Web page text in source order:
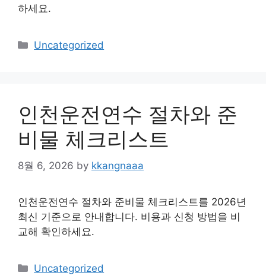
하세요.
Categories
Uncategorized
인천운전연수 절차와 준
비물 체크리스트
8월 6, 2026 by kkangnaaa
인천운전연수 절차와 준비물 체크리스트를 2026년
최신 기준으로 안내합니다. 비용과 신청 방법을 비
교해 확인하세요.
Categories
Uncategorized